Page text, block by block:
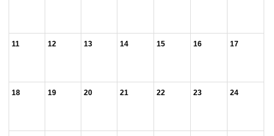
11 12 13 14 15 16 17
18 19 20 21 22 23 24